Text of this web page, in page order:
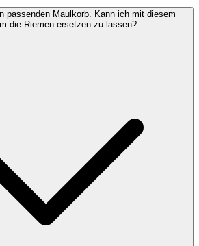
passenden Maulkorb. Kann ich mit diesem
die Riemen ersetzen zu lassen?